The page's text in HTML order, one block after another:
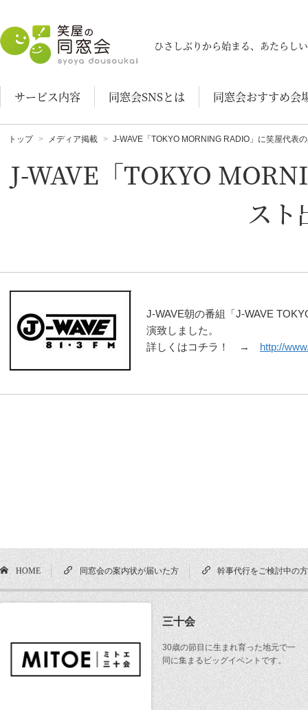
笑屋の同窓会
ひさしぶりから始まる、あたらし
サービス内容 同窓会SNSとは 同窓会おすすめ会
トップ メディア掲載 J-WAVE「TOKYO MORNING RADIO」に笑屋代表
J-WAVE「TOKYO
スト
J-WAVE朝の番組「J-WAVE
演致しました。
詳しくはコチラ！ → http://
HOME 同窓会の案内状が届いた方 幹事代行をご検討中の方
三十会
30歳の節目に生まれ育った地元で一
同に集まるビッグイベントです。